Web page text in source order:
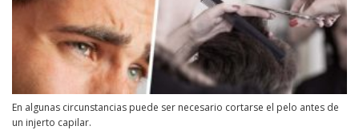
En algunas circunstancias puede ser necesario cortarse el pelo antes de
un injerto capilar.